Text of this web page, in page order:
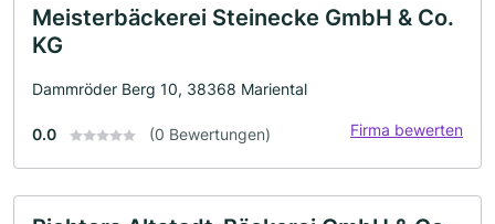
Meisterbäckerei Steinecke GmbH & Co.
KG
Dammröder Berg 10, 38368 Mariental
0.0 (0 Bewertungen) Firma bewerten